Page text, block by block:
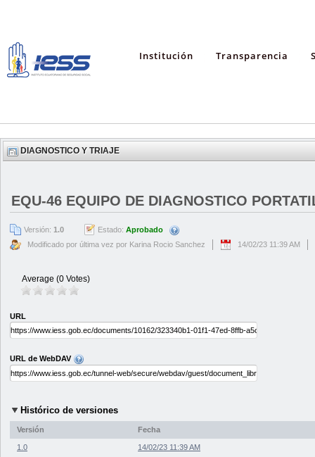
Institución Transparencia
DIAGNOSTICO Y TRIAJE
EQU-46 EQUIPO DE DIAGNOSTICO
Versión: 1.0 Estado: Aprobado
Modificado por última vez por Karina Rocio Sanchez
14/02/23 11:39 AM
Average (0 Votes)
URL
URL de WebDAV
Histórico de versiones
Versión Fecha
1.0 14/02/23 11:39 AM